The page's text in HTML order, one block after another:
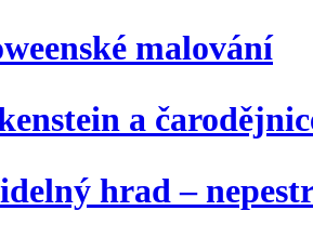
malování
a
hrad –